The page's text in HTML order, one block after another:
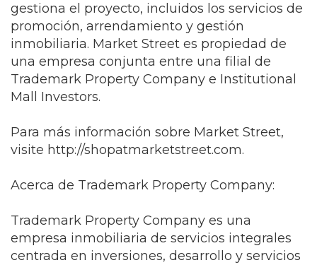
gestiona el proyecto, incluidos los servicios de
promoción, arrendamiento y gestión
inmobiliaria. Market Street es propiedad de
una empresa conjunta entre una filial de
Trademark Property Company e Institutional
Mall Investors.
Para más información sobre Market Street,
visite http://shopatmarketstreet.com.
Acerca de Trademark Property Company:
Trademark Property Company es una
empresa inmobiliaria de servicios integrales
centrada en inversiones, desarrollo y servicios